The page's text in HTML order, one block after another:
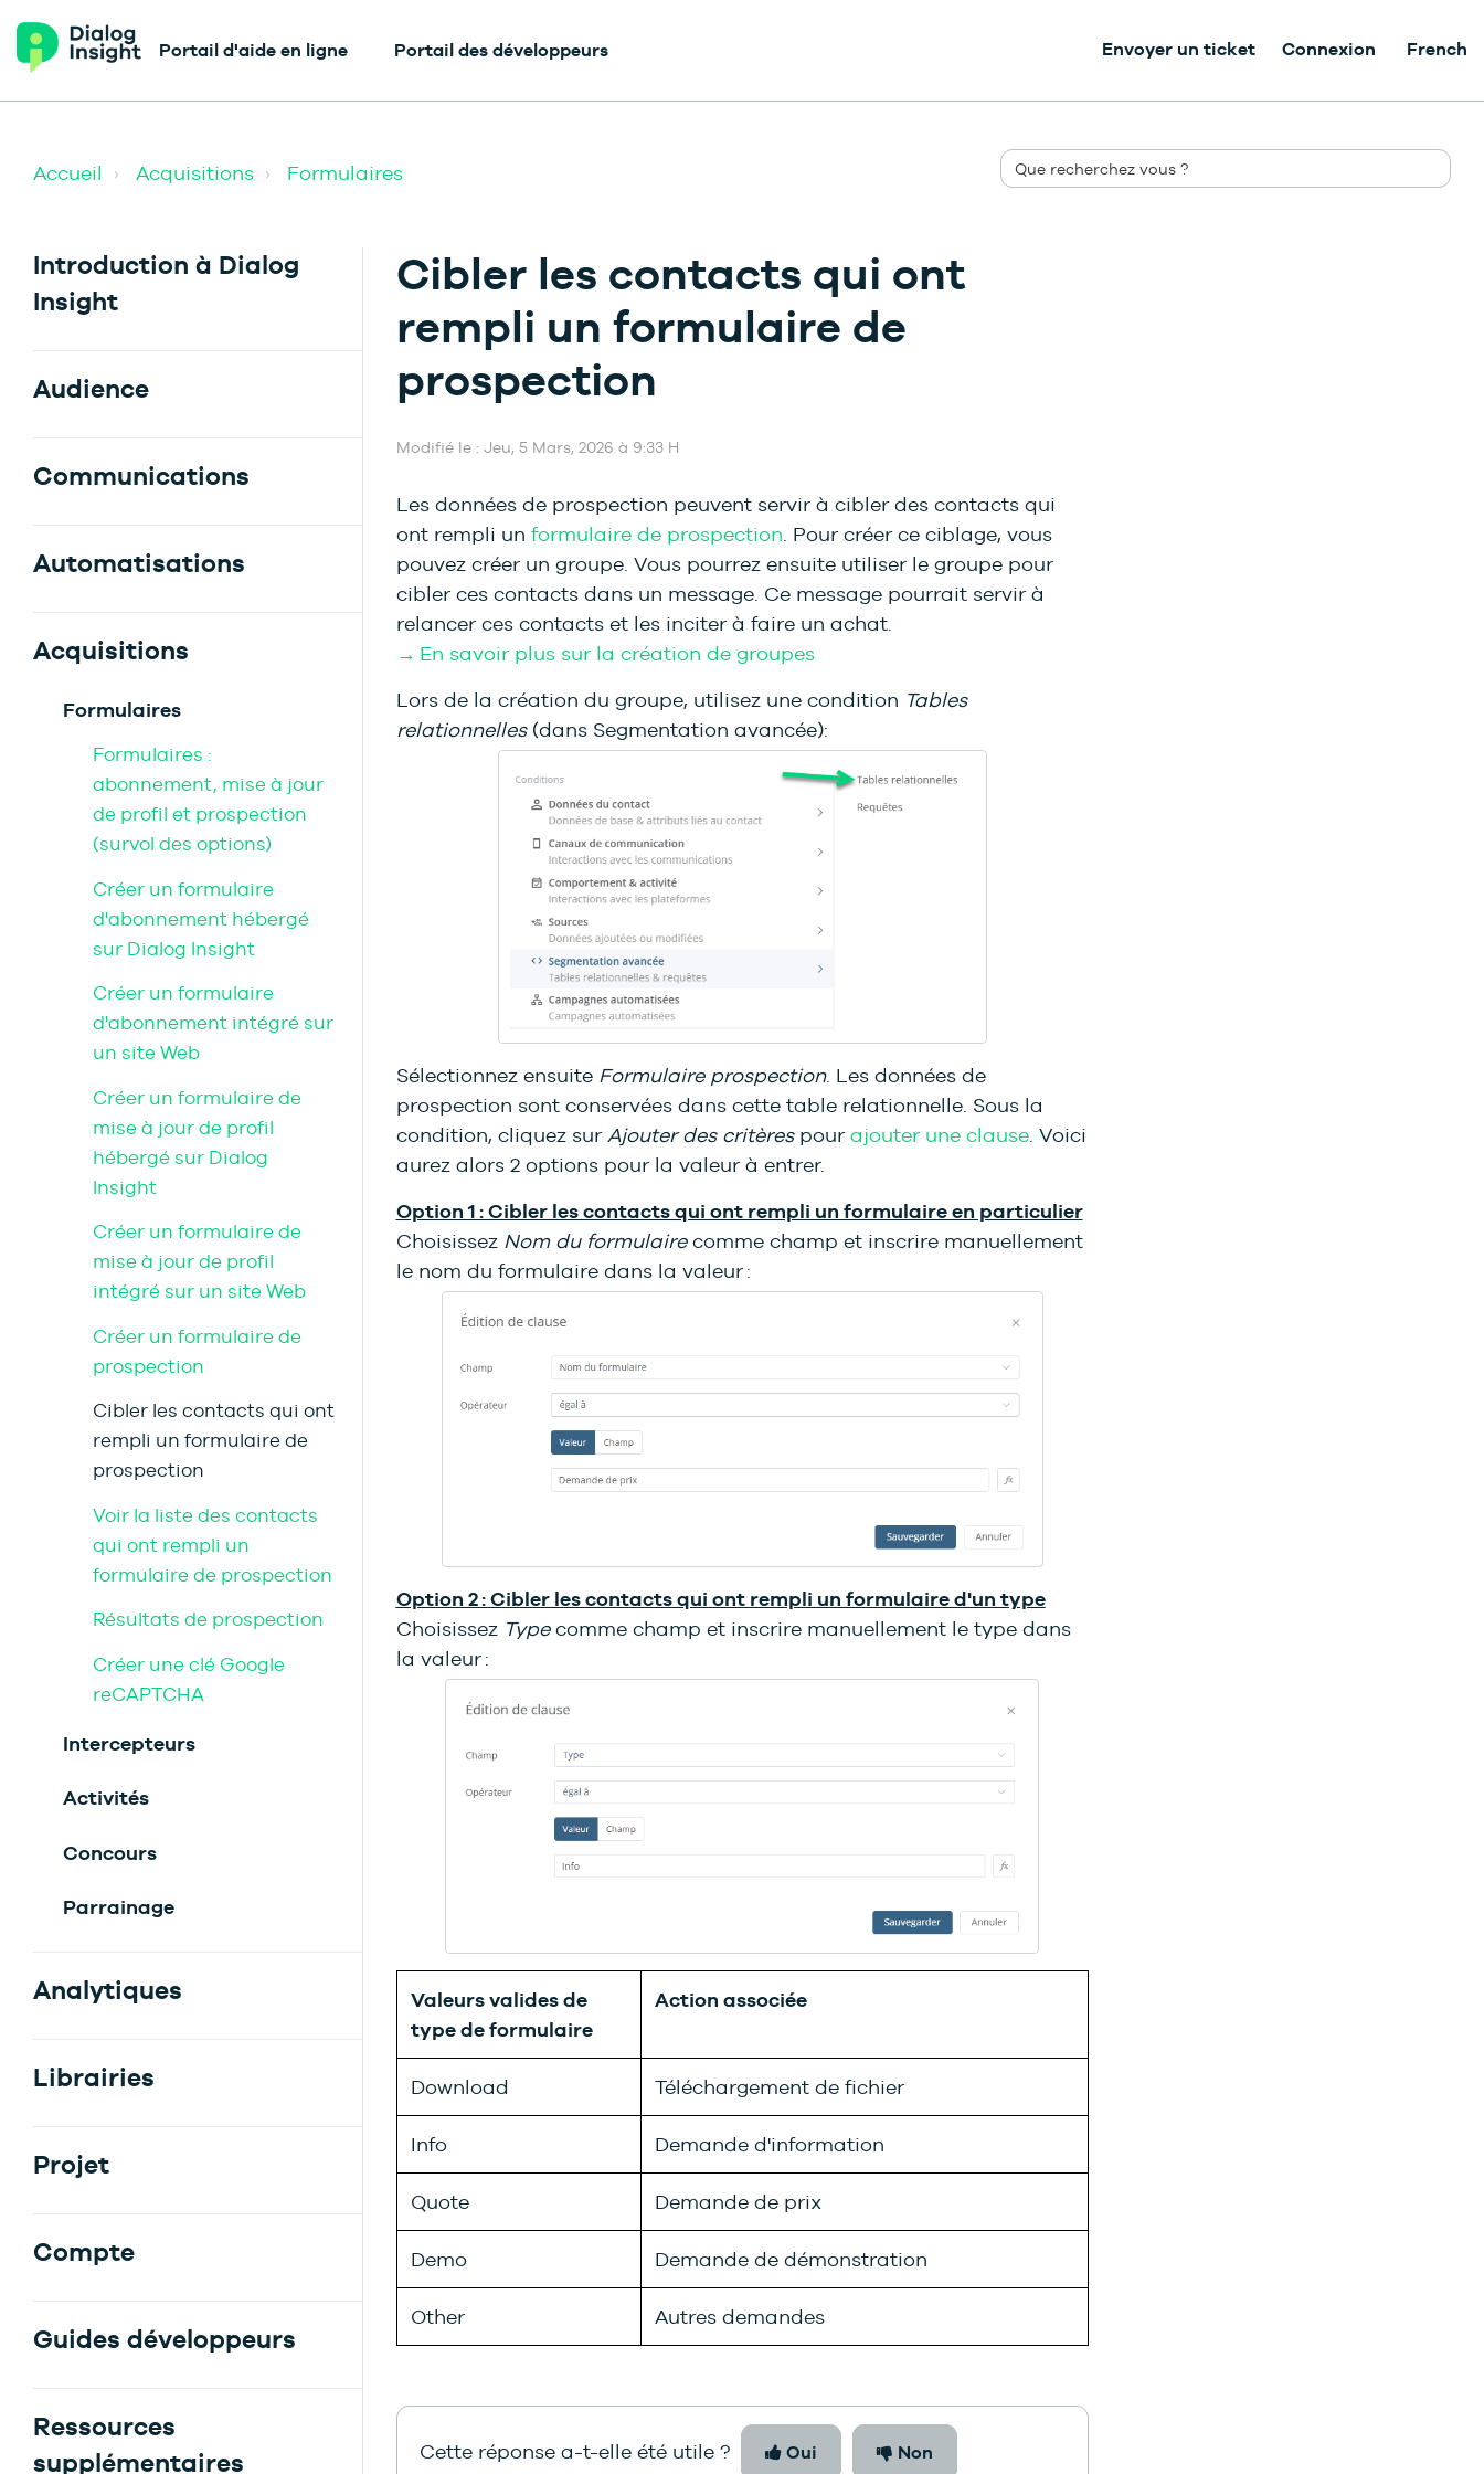
Portail d'aide en ligne Portail des développeurs Envoyer un ticket Connexion French
Accueil Acquisitions Formulaires
Introduction à Dialog
Insight
Audience
Communications
Automatisations
Acquisitions
Formulaires
Formulaires :
abonnement, mise à jour
de profil et prospection
(survol des options)
Créer un formulaire
d'abonnement hébergé
sur Dialog Insight
Créer un formulaire
d'abonnement intégré sur
un site Web
Créer un formulaire de
mise à jour de profil
hébergé sur Dialog
Insight
Créer un formulaire de
mise à jour de profil
intégré sur un site Web
Créer un formulaire de
prospection
Cibler les contacts qui ont
rempli un formulaire de
prospection
Voir la liste des contacts
qui ont rempli un
formulaire de prospection
Résultats de prospection
Créer une clé Google
reCAPTCHA
Intercepteurs
Activités
Concours
Parrainage
Analytiques
Librairies
Projet
Compte
Guides développeurs
Ressources
supplémentaires
Cibler les contacts qui ont
rempli un formulaire de
prospection
Modifié le : Jeu, 5 Mars, 2026 à 9:33 H
Les données de prospection peuvent servir à cibler des contacts qui
ont rempli un formulaire de prospection. Pour créer ce ciblage, vous
pouvez créer un groupe. Vous pourrez ensuite utiliser le groupe pour
cibler ces contacts dans un message. Ce message pourrait servir à
relancer ces contacts et les inciter à faire un achat.
→ En savoir plus sur la création de groupes
Lors de la création du groupe, utilisez une condition Tables
relationnelles(dans Segmentation avancée):
Sélectionnez ensuite Formulaire prospection. Les données de
prospection sont conservées dans cette table relationnelle. Sous la
condition, cliquez sur Ajouter des critères pourajouter une clause. Voici
aurez alors 2 options pour la valeur à entrer.
Option 1 : Cibler les contacts qui ont rempli un formulaire en particulier
Choisissez Nom du formulairecomme champ et inscrire manuellement
le nom du formulaire dans la valeur :
Option 2 : Cibler les contacts qui ont rempli un formulaire d'un type
Choisissez Typecomme champ et inscrire manuellement le type dans
la valeur :
Valeurs valides de
type de formulaire
Action associée
Download Téléchargement de fichier
Info Demande d'information
Quote Demande de prix
Demo Demande de démonstration
Other Autres demandes
Cette réponse a-t-elle été utile ? Oui Non